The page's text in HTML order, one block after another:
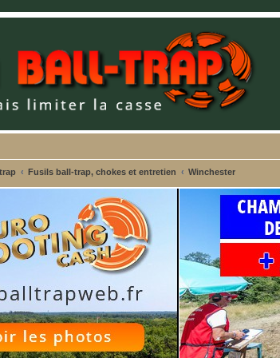
Fusils ball-trap, chokes et entretien Winchester